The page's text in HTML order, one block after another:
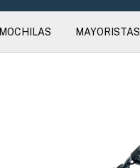
MOCHILAS MAYORISTAS